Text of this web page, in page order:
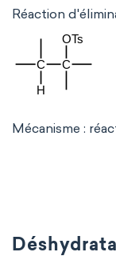
Réaction
Mécanisme :